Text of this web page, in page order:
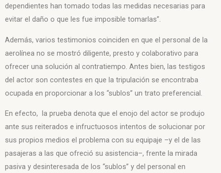
dependientes han tomado todas las medidas necesarias para
evitar el daño o que les fue imposible tomarlas”.
Además, varios testimonios coinciden en que el personal de la
aerolínea no se mostró diligente, presto y colaborativo para
ofrecer una solución al contratiempo. Antes bien, las testigos
del actor son contestes en que la tripulación se encontraba
ocupada en proporcionar a los “sublos” un trato preferencial.
En efecto, la prueba denota que el enojo del actor se produjo
ante sus reiterados e infructuosos intentos de solucionar por
sus propios medios el problema con su equipaje –y el de las
pasajeras a las que ofreció su asistencia–, frente la mirada
pasiva y desinteresada de los “sublos” y del personal en